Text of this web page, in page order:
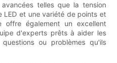
telles que la tension
LED et une variété de points et
offre également un excellent
d'experts prêts à aider les
ou problèmes qu'ils